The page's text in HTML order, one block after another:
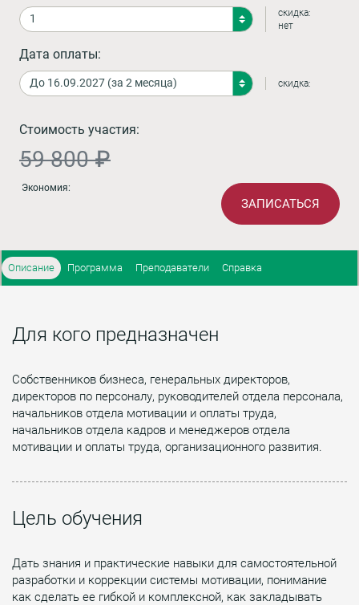
скидка:
нет
Дата оплаты:
скидка:
Стоимость участия:
59 800 ₽
Экономия:
ЗАПИСАТЬСЯ
Описание Программа Преподаватели Справка
Для кого предназначен
Собственников бизнеса, генеральных директоров,
директоров по персоналу, руководителей отдела персонала,
начальников отдела мотивации и оплаты труда,
начальников отдела кадров и менеджеров отдела
мотивации и оплаты труда, организационного развития.
Цель обучения
Дать знания и практические навыки для самостоятельной
разработки и коррекции системы мотивации, понимание
как сделать ее гибкой и комплексной, как закладывать